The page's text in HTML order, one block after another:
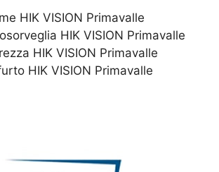
HIK VISION Primavalle
HIK VISION Primavalle
HIK VISION Primavalle
HIK VISION Primavalle